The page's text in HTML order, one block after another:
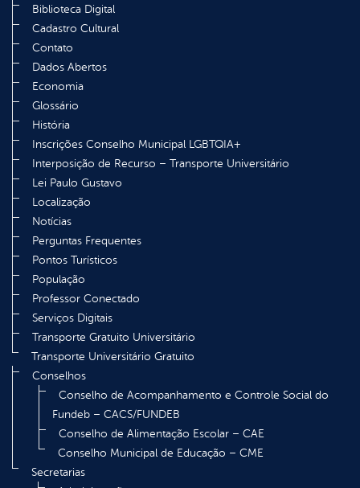
Biblioteca Digital
Cadastro Cultural
Contato
Dados Abertos
Economia
Glossário
História
Inscrições Conselho Municipal LGBTQIA+
Interposição de Recurso – Transporte Universitário
Lei Paulo Gustavo
Localização
Notícias
Perguntas Frequentes
Pontos Turísticos
População
Professor Conectado
Serviços Digitais
Transporte Gratuito Universitário
Transporte Universitário Gratuito
Conselhos
Conselho de Acompanhamento e Controle Social do
Fundeb – CACS/FUNDEB
Conselho de Alimentação Escolar – CAE
Conselho Municipal de Educação – CME
Secretarias